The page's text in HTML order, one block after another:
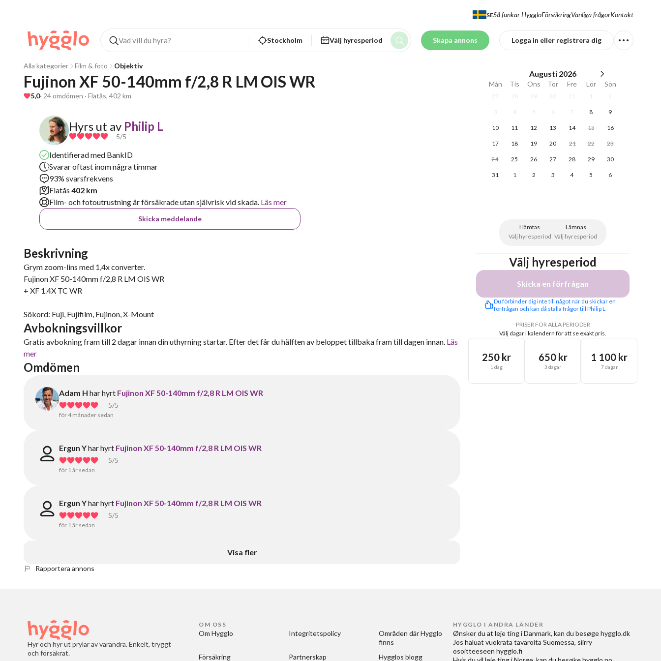
SESå funkar HyggloFörsäkringVanliga frågorKontakt
Stockholm Välj hyresperiod Skapa annons Logga in eller registrera dig
Alla kategorier Film & foto Objektiv
Fujinon XF 50-140mm f/2,8 R LM OIS WR
5,0· 24 omdömen · Flatås, 402 km
Hyrs ut av Philip L
5/5
Identifierad med BankID
Svarar oftast inom några timmar
93% svarsfrekvens
Flatås 402 km
Film- och fotoutrustning är försäkrade utan självrisk vid skada. Läs mer
Skicka meddelande
Beskrivning
Grym zoom-lins med 1,4x converter.
Fujinon XF 50-140mm f/2,8 R LM OIS WR
+ XF 1.4X TC WR
Sökord: Fuji, Fujifilm, Fujinon, X-Mount
Avbokningsvillkor
Gratis avbokning fram till 2 dagar innan din uthyrning startar. Efter det får du hälften av beloppet tillbaka fram till dagen innan. Läs
mer
Omdömen
Adam H har hyrt Fujinon XF 50-140mm f/2,8 R LM OIS WR
5/5
för 4 månader sedan
Ergun Yhar hyrt Fujinon XF 50-140mm f/2,8 R LM OIS WR
5/5
för 1 år sedan
Ergun Yhar hyrt Fujinon XF 50-140mm f/2,8 R LM OIS WR
5/5
för 1 år sedan
Visa fler
Augusti 2026
Mån Tis Ons Tor Fre Lör Sön
27 28 29 30 31 1 2
3 4 5 6 7 8 9
10 11 12 13 14 15 16
17 18 19 20 21 22 23
24 25 26 27 28 29 30
31 1 2 3 4 5 6
Hämtas
Välj hyresperiod
Lämnas
Välj hyresperiod
Välj hyresperiod
Skicka en förfrågan
Du förbinder dig inte till något när du skickar en
förfrågan och kan då ställa frågor till Philip L
PRISER FÖR ALLA PERIODER
Välj dagar i kalendern för att se exakt pris.
250 kr
1 dag
650 kr
3 dagar
1 100 kr
7 dagar
Rapportera annons
Hyr och hyr ut prylar av varandra. Enkelt, tryggt
och försäkrat.
OM OSS
Om Hygglo
Försäkring
Integritetspolicy
Partnerskap
Områden där Hygglo
finns
Hygglos blogg
HYGGLO I ANDRA LÄNDER
Ønsker du at leje ting i Danmark, kan du besøge hygglo.dk
Jos haluat vuokrata tavaroita Suomessa, siirry
osoitteeseen hygglo.fi